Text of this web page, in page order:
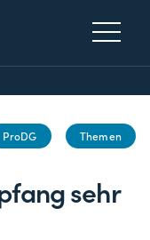
ProDG Themen
sehr